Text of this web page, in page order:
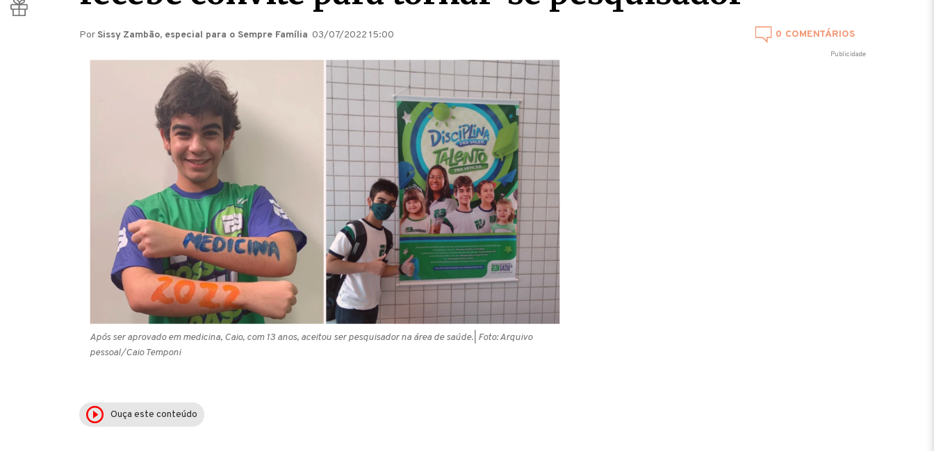
Após ser aprovado em medicina, Caio, com 13 anos, aceitou ser pesquisador na área de saúde.| Foto: Arquivo
pessoal/Caio Temponi
Ouça este conteúdo